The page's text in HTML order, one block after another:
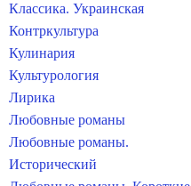
Классика. Украинская
Контркультура
Кулинария
Культурология
Лирика
Любовные романы
Любовные романы.
Исторический